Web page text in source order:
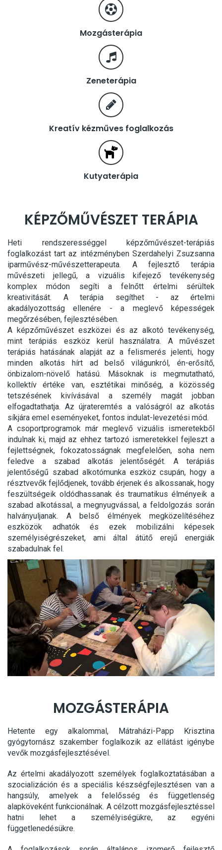
Mozgásterápia
Zeneterápia
Kreatív kézműves foglalkozás
Kutyaterápia
KÉPZŐMŰVÉSZET TERÁPIA
Heti rendszerességgel képzőművészet-terápiás
foglalkozást tart az intézményben Szerdahelyi Zsuzsanna
iparművész-művészetterapeuta. A fejlesztő terápia
művészeti jellegű, a vizuális kifejező tevékenység
komplex módon segíti a felnőtt értelmi sérültek
kreativitását. A terápia segíthet - az értelmi
akadályozottság ellenére - a meglevő képességek
megőrzésében, fejlesztésében.
A képzőművészet eszközei és az alkotó tevékenység,
mint terápiás eszköz kerül használatra. A művészet
terápiás hatásának alapját az a felismerés jelenti, hogy
minden alkotás hírt ad belső világunkról, én-erősítő,
önbizalom-növelő hatású. Másoknak is megmutatható,
kollektív értéke van, esztétikai minőség, a közösség
tetszésének kivívásával a személy magát jobban
elfogadtathatja. Az újrateremtés a valóságról az alkotás
síkjára emel eseményeket, fontos indulat-levezetési mód.
A csoportprogramok már meglevő vizuális ismeretekből
indulnak ki, majd az ehhez tartozó ismeretekkel fejleszt a
fejlettségnek, fokozatosságnak megfelelően, soha nem
feledve a szabad alkotás jelentőségét. A terápiás
jelentőségű szabad alkotómunka eszköz csupán, hogy a
résztvevők fejlődjenek, tovább érjenek és alkossanak, hogy
feszültségeik oldódhassanak és traumatikus élményeik a
szabad alkotással, a megnyugvással, a feldolgozás során
halványuljanak. A belső élmények megközelítéséhez
eszközök adhatók és ezek mobilizálni képesek
személyiségrészeket, ami által átütő erejű energiák
szabadulnak fel.
MOZGÁSTERÁPIA
Hetente egy alkalommal, Mátraházi-Papp Krisztina
gyógytornász szakember foglalkozik az ellátást igénybe
vevők mozgásfejlesztésével.
Az értelmi akadályozott személyek foglalkoztatásában a
szocializáción és a speciális készségfejlesztésen van a
hangsúly, amelyek a felelősség és függetlenség
alapköveként funkcionálnak. A célzott mozgásfejlesztéssel
hatni lehet a személyiségükre, az egyéni
függetlenedésükre.